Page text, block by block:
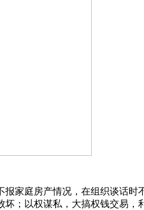
庭房产情况，在组织谈话时
；以权谋私，大搞权钱交易